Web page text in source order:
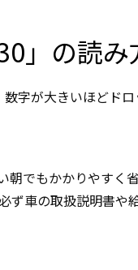
」の読み
字が大きいほどドロ
朝でもかかりやすく
ず車の取扱説明書や